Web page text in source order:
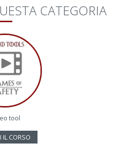
CATEGORIA
tool
IL CORSO